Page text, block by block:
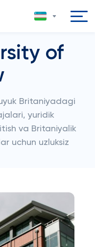
of
Britaniyadagi
yuridik
va Britaniyalik
uchun uzluksiz